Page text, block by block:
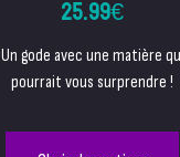
25.99€
Un gode avec une matière
pourrait vous surprendre !